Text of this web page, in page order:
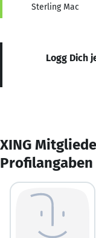
Sterling Mac
Logg Dich
XING
Profilangaben